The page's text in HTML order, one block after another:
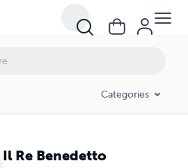
Categories
Il Re Benedetto